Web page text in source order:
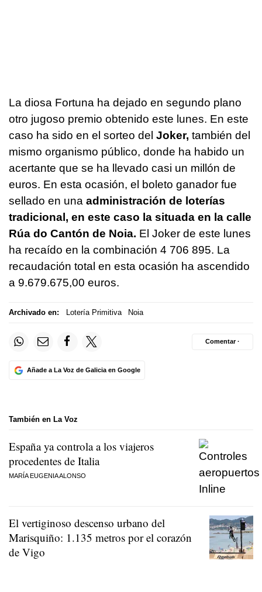
La diosa Fortuna ha dejado en segundo plano
otro jugoso premio obtenido este lunes. En este
caso ha sido en el sorteo del Joker, también del
mismo organismo público, donde ha habido un
acertante que se ha llevado casi un millón de
euros. En esta ocasión, el boleto ganador fue
sellado en una administración de loterías
tradicional, en este caso la situada en la calle
Rúa do Cantón de Noia. El Joker de este lunes
ha recaído en la combinación 4 706 895. La
recaudación total en esta ocasión ha ascendido
a 9.679.675,00 euros.
Archivado en: Lotería Primitiva Noia
Añade a La Voz de Galicia en Google
Comentar ·
También en La Voz
España ya controla a los viajeros
procedentes de Italia
MARÍA EUGENIA ALONSO
El vertiginoso descenso urbano del
Marisquiño: 1.135 metros por el corazón
de Vigo